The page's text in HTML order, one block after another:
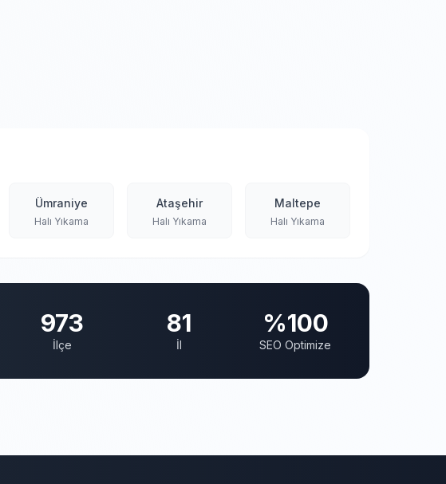
Ümraniye
Halı Yıkama
Ataşehir
Halı Yıkama
Maltepe
Halı Yıkama
973
İlçe
81
İl
%100
SEO Optimize